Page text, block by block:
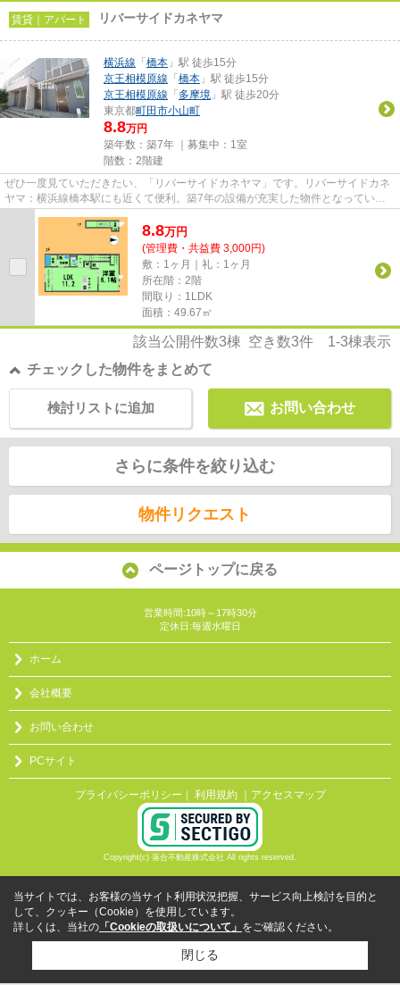
賃貸｜アパート リバーサイドカネヤマ
横浜線 「 橋本 」駅 徒歩15分
京王相模原線 「 橋本 」駅 徒歩15分
京王相模原線 「 多摩境 」駅 徒歩20分
東京都町田市小山町
8.8万円
築年数：築7年 ｜募集中： 1室
階数：2階建
ぜひ一度見ていただきたい、「リバーサイドカネヤマ」です。リバーサイドカネ
ヤマ：横浜線橋本駅にも近くて便利。築7年の設備が充実した物件となっていま
8.8万円
(管理費・共益費 3,000円)
敷：1ヶ月｜礼：1ヶ月
所在階：2階
間取り：1LDK
面積：49.67㎡
該当公開件数3棟 空き数3件 1-3棟表示
チェックした物件をまとめて
お問い合わせ
検討リストに追加
さらに条件を絞り込む
物件リクエスト
ページトップに戻る
営業時間:10時～17時30分
定休日:毎週水曜日
ホーム
会社概要
お問い合わせ
PCサイト
プライバシーポリシー ｜ 利用規約 ｜アクセスマップ
Copyright(c) 落合不動産株式会社 All rights reserved.
当サイトでは、お客様の当サイト利用状況把握、サービス向上検討を目的と
して、クッキー（Cookie）を使用しています。
詳しくは、当社の 「Cookieの取扱いについて」 をご確認ください。
閉じる